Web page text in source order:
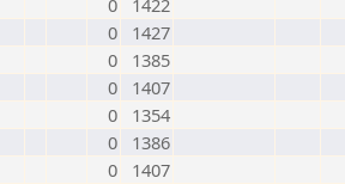
0
1422
0
1427
0
1385
0
1407
0
1354
0
1386
0
1407